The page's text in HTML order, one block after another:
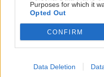
Purposes for which it
Opted Out
CONFIRM
Data Deletion
ΑΥΤΟΔΙΟΙΚΗΣΗ
Δήμος Μαλεβιζίου:
που εξασφάλισαν
Αστικής